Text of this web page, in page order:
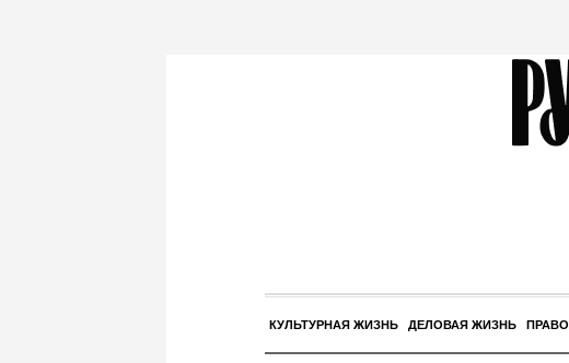
КУЛЬТУРНАЯ ЖИЗНЬ ДЕЛОВАЯ ЖИЗНЬ